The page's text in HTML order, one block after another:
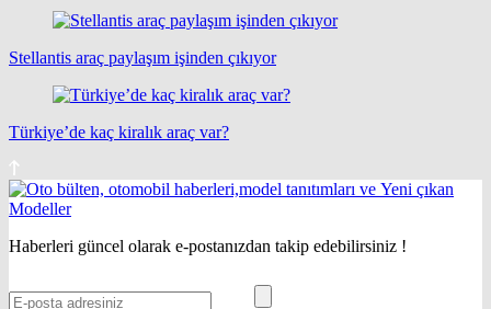
Stellantis araç paylaşım işinden çıkıyor
Türkiye’de kaç kiralık araç var?
Haberleri güncel olarak e-postanızdan takip edebilirsiniz !